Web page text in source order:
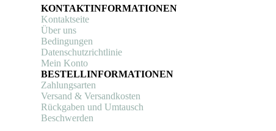
KONTAKTINFORMATIONEN
Kontaktseite
Über uns
Bedingungen
Datenschutzrichtlinie
Mein Konto
BESTELLINFORMATIONEN
Zahlungsarten
Versand & Versandkosten
Rückgaben und Umtausch
Beschwerden